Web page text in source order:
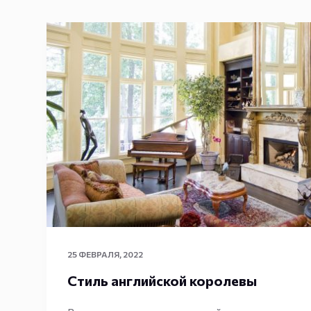
25 ФЕВРАЛЯ, 2022
Стиль английской королевы